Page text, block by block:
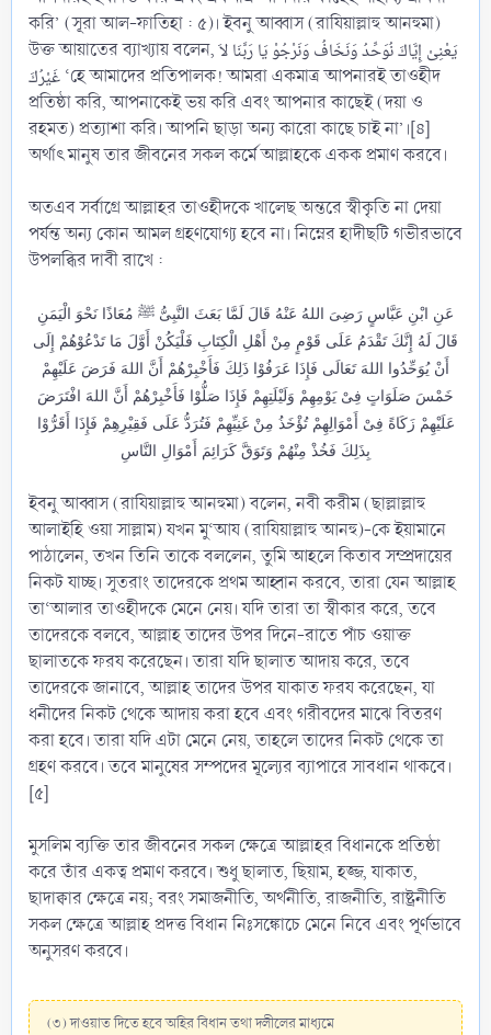
করি’ (সূরা আল-ফাতিহা : ৫)। ইবনু আব্বাস (রাযিয়াল্লাহু আনহুমা)
উক্ত আয়াতের ব্যাখ্যায় বলেন, يَعْنِىْ إِيَّاكَ نُوَحِّدُ وَنَخَافُ وَنَرْجُوْ يَا رَبَّنَا لاَ
غَيْرُكَ ‘হে আমাদের প্রতিপালক! আমরা একমাত্র আপনারই তাওহীদ
প্রতিষ্ঠা করি, আপনাকেই ভয় করি এবং আপনার কাছেই (দয়া ও
রহমত) প্রত্যাশা করি। আপনি ছাড়া অন্য কারো কাছে চাই না’।[৪]
অর্থাৎ মানুষ তার জীবনের সকল কর্মে আল্লাহকে একক প্রমাণ করবে।
অতএব সর্বাগ্রে আল্লাহর তাওহীদকে খালেছ অন্তরে স্বীকৃতি না দেয়া
পর্যন্ত অন্য কোন আমল গ্রহণযোগ্য হবে না। নিম্নের হাদীছটি গভীরভাবে
উপলব্ধির দাবী রাখে :
عَنِ ابْنِ عَبَّاسٍ رَضِىَ اللهُ عَنْهُ قَالَ لَمَّا بَعَثَ النَّبِىُّ ﷺ مُعَاذًا نَحْوَ الْيَمَنِ
قَالَ لَهُ إِنَّكَ تَقْدَمُ عَلَى قَوْمٍ مِنْ أَهْلِ الْكِتَابِ فَلْيَكُنْ أَوَّلَ مَا تَدْعُوْهُمْ إِلَى
أَنْ يُوَحِّدُوا اللهَ تَعَالَى فَإِذَا عَرَفُوْا ذَلِكَ فَأَخْبِرْهُمْ أَنَّ اللهَ فَرَضَ عَلَيْهِمْ
خَمْسَ صَلَوَاتٍ فِىْ يَوْمِهِمْ وَلَيْلَتِهِمْ فَإِذَا صَلُّوْا فَأَخْبِرْهُمْ أَنَّ اللهَ افْتَرَضَ
عَلَيْهِمْ زَكَاةً فِىْ أَمْوَالِهِمْ تُؤْخَذُ مِنْ غَنِيِّهِمْ فَتُرَدُّ عَلَى فَقِيْرِهِمْ فَإِذَا أَقَرُّوْا
بِذَلِكَ فَخُذْ مِنْهُمْ وَتَوَقَّ كَرَائِمَ أَمْوَالِ النَّاسِ
ইবনু আব্বাস (রাযিয়াল্লাহু আনহুমা) বলেন, নবী করীম (ছাল্লাল্লাহু
আলাইহি ওয়া সাল্লাম) যখন মু‘আয (রাযিয়াল্লাহু আনহু)-কে ইয়ামানে
পাঠালেন, তখন তিনি তাকে বললেন, তুমি আহলে কিতাব সম্প্রদায়ের
নিকট যাচ্ছ। সুতরাং তাদেরকে প্রথম আহ্বান করবে, তারা যেন আল্লাহ
তা‘আলার তাওহীদকে মেনে নেয়। যদি তারা তা স্বীকার করে, তবে
তাদেরকে বলবে, আল্লাহ তাদের উপর দিনে-রাতে পাঁচ ওয়াক্ত
ছালাতকে ফরয করেছেন। তারা যদি ছালাত আদায় করে, তবে
তাদেরকে জানাবে, আল্লাহ তাদের উপর যাকাত ফরয করেছেন, যা
ধনীদের নিকট থেকে আদায় করা হবে এবং গরীবদের মাঝে বিতরণ
করা হবে। তারা যদি এটা মেনে নেয়, তাহলে তাদের নিকট থেকে তা
গ্রহণ করবে। তবে মানুষের সম্পদের মূল্যের ব্যাপারে সাবধান থাকবে।
[৫]
মুসলিম ব্যক্তি তার জীবনের সকল ক্ষেত্রে আল্লাহর বিধানকে প্রতিষ্ঠা
করে তাঁর একত্ব প্রমাণ করবে। শুধু ছালাত, ছিয়াম, হজ্জ, যাকাত,
ছাদাক্বার ক্ষেত্রে নয়; বরং সমাজনীতি, অর্থনীতি, রাজনীতি, রাষ্ট্রনীতি
সকল ক্ষেত্রে আল্লাহ প্রদত্ত বিধান নিঃসঙ্কোচে মেনে নিবে এবং পূর্ণভাবে
অনুসরণ করবে।
(৩) দাওয়াত দিতে হবে অহির বিধান তথা দলীলের মাধ্যমে